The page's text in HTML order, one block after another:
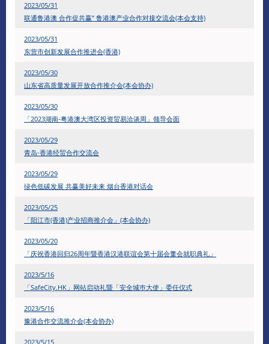
2023/05/31
联通鲁港澳 合作促共赢” 鲁港澳产业合作对接交流会(本会支持)
​2023/05/31
东营市创新发展合作推进会(香港)
2023/05/30
山东省高质量发展开放合作推介会(本会协办)
2023/05/30
「2023湖南-粤港澳大湾区投资贸易洽谈周」领导会面
2023/05/29
青岛-香港经贸合作交流会
2023/05/29
绿色低碳发展 共赢美好未来 烟台香港对话会
2023/05/25
「阳江市(香港)产业招商推介会」(本会协办)
2023/05/20
「庆祝香港回归26周年暨香港汉港联谊会第十届会董会就职典礼」
2023/5/16
「SafeCity.HK」网站启动礼暨「安全城巿大使」委任仪式
2023/5/16
豫港合作交流推介会(本会协办)
​2023/5/15